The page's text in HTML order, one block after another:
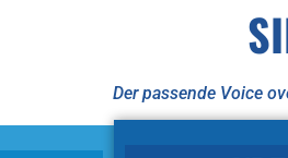
Der passende Voice